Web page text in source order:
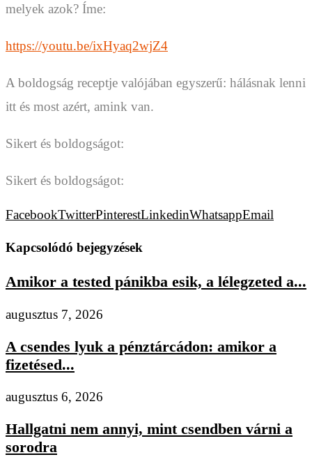
melyek azok? Íme:
https://youtu.be/ixHyaq2wjZ4
A boldogság receptje valójában egyszerű: hálásnak lenni
itt és most azért, amink van.
Sikert és boldogságot:
Sikert és boldogságot:
FacebookTwitterPinterestLinkedinWhatsappEmail
Kapcsolódó bejegyzések
Amikor a tested pánikba esik, a lélegzeted a...
augusztus 7, 2026
A csendes lyuk a pénztárcádon: amikor a
fizetésed...
augusztus 6, 2026
Hallgatni nem annyi, mint csendben várni a
sorodra